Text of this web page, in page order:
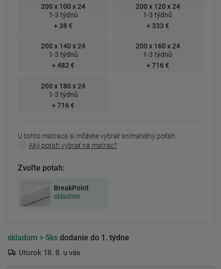
200 x 100 x 24
1-3 týdnů
+ 38 €
200 x 120 x 24
1-3 týdnů
+ 333 €
200 x 140 x 24
1-3 týdnů
+ 482 €
200 x 160 x 24
1-3 týdnů
+ 716 €
200 x 180 x 24
1-3 týdnů
+ 716 €
U tohto matraca si môžete vybrať snímateľný poťah.
Aký poťah vybrať na matrac?
Zvoľte potah:
BreakPoint
skladom
skladom > 5ks dodanie do 1. týdne
Utorok 18. 8. u vás